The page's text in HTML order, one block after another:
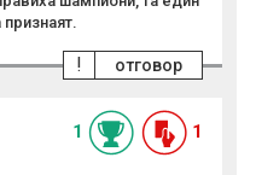
отговор
!
1 1